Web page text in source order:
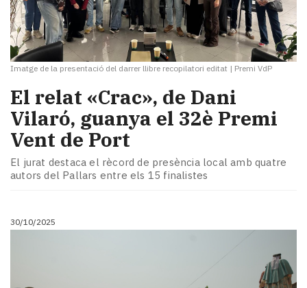
Imatge de la presentació del darrer llibre recopilatori editat | Premi VdP
El relat «Crac», de Dani
Vilaró, guanya el 32è Premi
Vent de Port
El jurat destaca el rècord de presència local amb quatre
autors del Pallars entre els 15 finalistes
30/10/2025